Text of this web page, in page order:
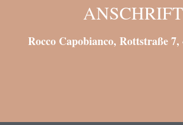
ANSCHRIFT
Rocco Capobianco, Rottstraße 7,